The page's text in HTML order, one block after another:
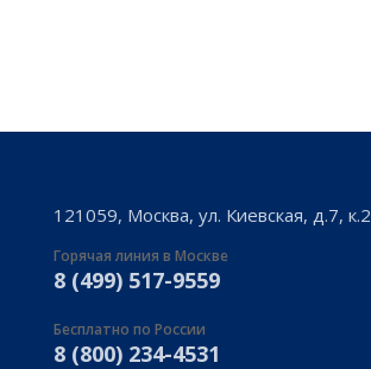
121059, Москва, ул. Киевская, д.7, к.2
Горячая линия в Москве
8 (499) 517-9559
Бесплатно по России
8 (800) 234-4531